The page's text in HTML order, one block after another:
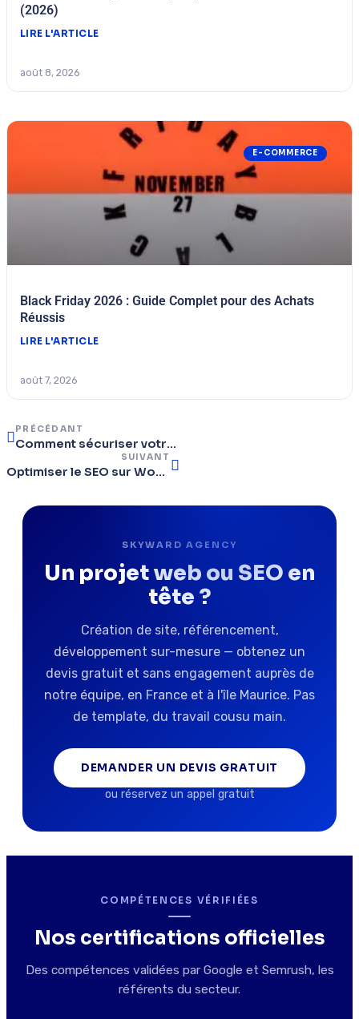
(2026)
LIRE L'ARTICLE
août 8, 2026
E-COMMERCE
Black Friday 2026 : Guide Complet pour des Achats
Réussis
LIRE L'ARTICLE
août 7, 2026
PRÉCÉDANT
Comment sécuriser votre WordPress contre les attaques courantes
SUIVANT
Optimiser le SEO sur WordPress : guide pratique pour débutants
SKYWARD AGENCY
Un projet web ou SEO en
tête ?
Création de site, référencement,
développement sur-mesure — obtenez un
devis gratuit et sans engagement auprès de
notre équipe, en France et à l'île Maurice. Pas
de template, du travail cousu main.
DEMANDER UN DEVIS GRATUIT
ou réservez un appel gratuit
COMPÉTENCES VÉRIFIÉES
Nos certifications officielles
Des compétences validées par Google et Semrush, les
référents du secteur.